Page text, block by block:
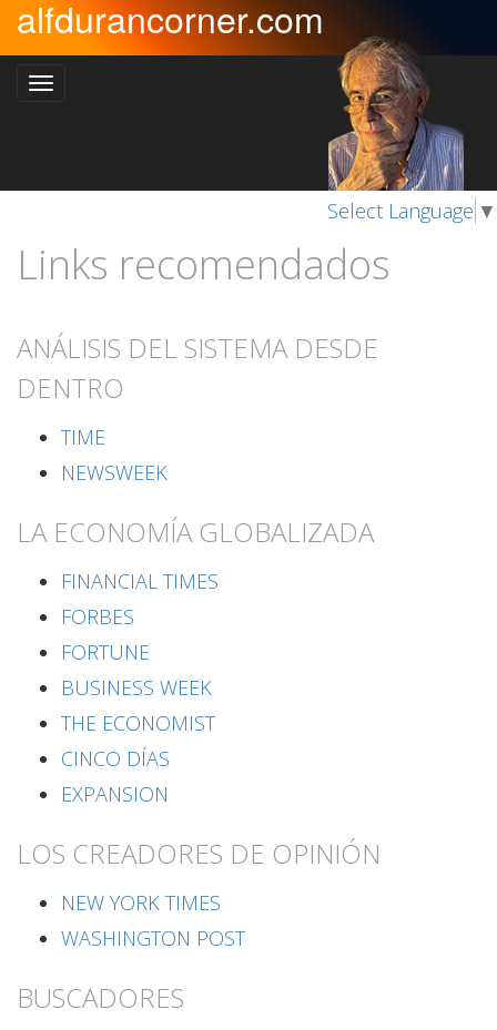
alfdurancorner.com
Select Language ▼
Links recomendados
ANÁLISIS DEL SISTEMA DESDE
DENTRO
TIME
NEWSWEEK
LA ECONOMÍA GLOBALIZADA
FINANCIAL TIMES
FORBES
FORTUNE
BUSINESS WEEK
THE ECONOMIST
CINCO DÍAS
EXPANSION
LOS CREADORES DE OPINIÓN
NEW YORK TIMES
WASHINGTON POST
BUSCADORES